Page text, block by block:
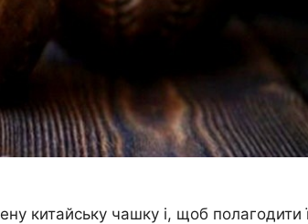
китайську чашку і, щоб полагодити